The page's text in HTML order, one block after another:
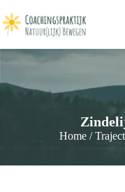
naar
de
Home /